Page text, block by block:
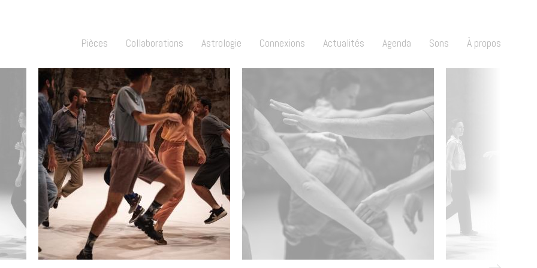
Pièces Collaborations Astrologie Connexions Actualités Agenda Sons À propos